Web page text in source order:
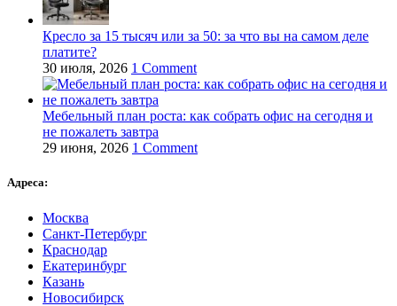
Кресло за 15 тысяч или за 50: за что вы на самом деле
платите?
30 июля, 2026 1 Comment
Мебельный план роста: как собрать офис на сегодня и
не пожалеть завтра
29 июня, 2026 1 Comment
Адреса:
Москва
Санкт-Петербург
Краснодар
Екатеринбург
Казань
Новосибирск